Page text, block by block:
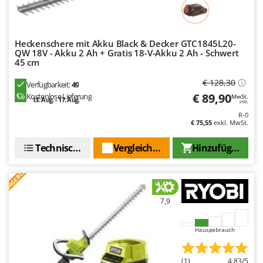
Spiralmac
Spyro
Stanley
Stocker
Tecla
Titania
Heckenschere mit Akku Black & Decker GTC1845L20-
QW 18V - Akku 2 Ah + Gratis 18-V-Akku 2 Ah - Schwert
45 cm
Verfügbarkeit:49
Kostenlose Lieferung
13. Aug. - 17. Aug.
€ 128,30
€ 89,90MwSt.
inkl.
R-0
€ 75,55 exkl. MwSt.
Hinzufügen
Vergleichen Sie
Technische Daten
ANGEBOT
7,9
Hausgebrauch
(1) 4,83/5